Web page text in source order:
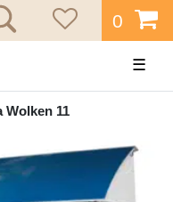
0
☰
Wolken 11